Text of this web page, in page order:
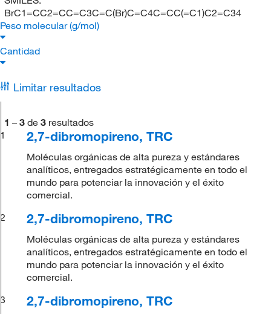
BrC1=CC2=CC=C3C=C(Br)C=C4C=CC(=C1)C2=C34
Peso molecular (g/mol)
Cantidad
Limitar resultados
1 – 3 de 3 resultados
1
2,7-dibromopireno, TRC
Moléculas orgánicas de alta pureza y estándares
analíticos, entregados estratégicamente en todo el
mundo para potenciar la innovación y el éxito
comercial.
2
2,7-dibromopireno, TRC
Moléculas orgánicas de alta pureza y estándares
analíticos, entregados estratégicamente en todo el
mundo para potenciar la innovación y el éxito
comercial.
3
2,7-dibromopireno, TRC